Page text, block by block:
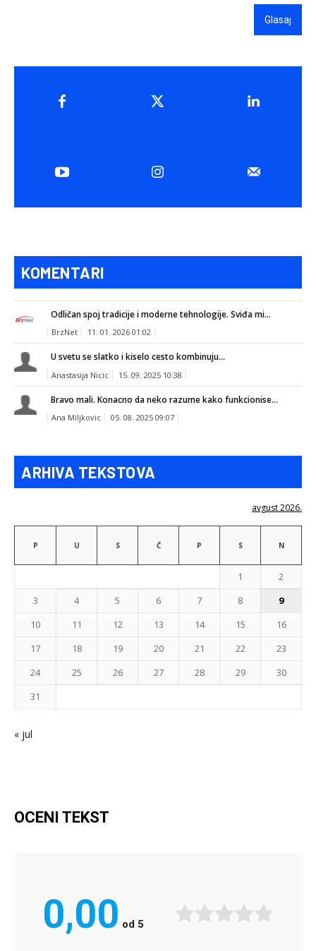
Glasaj
KOMENTARI
Odličan spoj tradicije i moderne tehnologije. Sviđa mi...
BrzNet 11. 01. 2026 01:02
U svetu se slatko i kiselo cesto kombinuju...
Anastasija Nicic 15. 09. 2025 10:38
Bravo mali. Konacno da neko razume kako funkcionise...
Ana Miljkovic 05. 08. 2025 09:07
ARHIVA TEKSTOVA
avgust 2026.
P U S Č P S N
1
2
3
4 5 6 7 8
9
10
11 12 13 14 15
16
17
18 19 20 21 22
23
24
25 26 27 28 29
30
31
« jul
OCENI TEKST
0,00 od 5